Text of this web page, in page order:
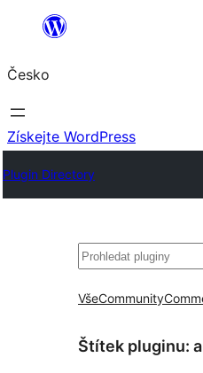
Přeskočit
obsah
Česko
Získejte WordPress
Plugin Directory
Hledat
VšeCommunity
Štítek pluginu: